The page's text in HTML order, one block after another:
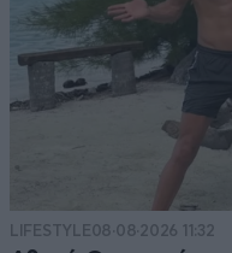
LIFESTYLE08·08·2026 11:32